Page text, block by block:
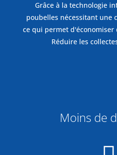
Grâce à la technologie
poubelles nécessitant une
ce qui permet
Réduire les
Moins de